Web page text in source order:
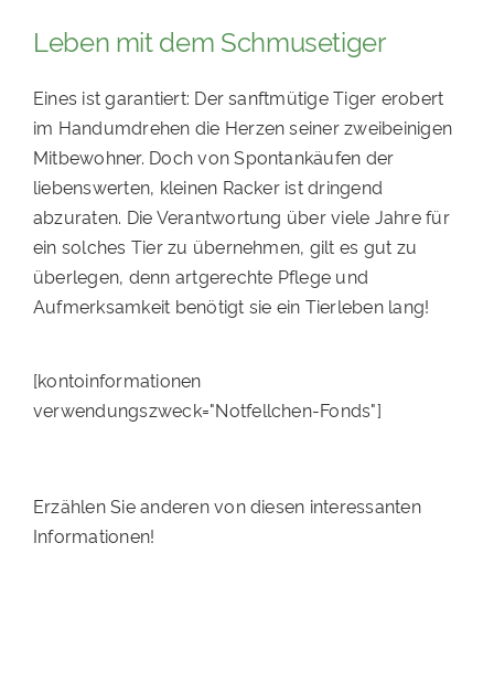
Leben mit dem Schmusetiger
Eines ist garantiert: Der sanftmütige Tiger erobert
im Handumdrehen die Herzen seiner zweibeinigen
Mitbewohner. Doch von Spontankäufen der
liebenswerten, kleinen Racker ist dringend
abzuraten. Die Verantwortung über viele Jahre für
ein solches Tier zu übernehmen, gilt es gut zu
überlegen, denn artgerechte Pflege und
Aufmerksamkeit benötigt sie ein Tierleben lang!
[kontoinformationen
verwendungszweck="Notfellchen-Fonds"]
Erzählen Sie anderen von diesen interessanten
Informationen!